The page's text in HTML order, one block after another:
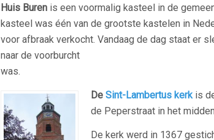
Huis Buren is een voormalig kasteel in de
kasteel was één van de grootste kastelen in
voor afbraak verkocht. Vandaag de dag staat er
naar de voorburcht
was.
De Sint-Lambertus kerk is
de Peperstraat in het
De kerk werd in 1367